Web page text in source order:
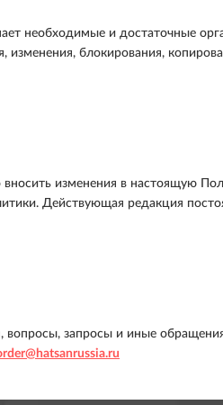
необходимые и достаточные
изменения, блокирования,
вносить изменения в настоящую
Действующая редакция
вопросы, запросы и иные